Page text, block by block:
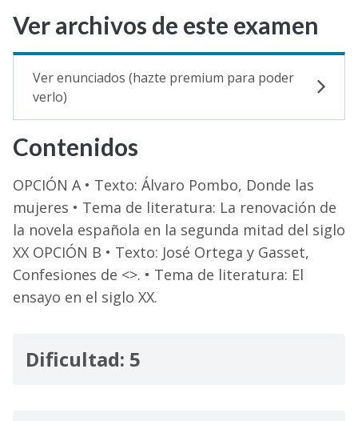
Ver archivos de este examen
Ver enunciados (hazte premium para poder
verlo)
Contenidos
OPCIÓN A • Texto: Álvaro Pombo, Donde las
mujeres • Tema de literatura: La renovación de
la novela española en la segunda mitad del siglo
XX OPCIÓN B • Texto: José Ortega y Gasset,
Confesiones de <>. • Tema de literatura: El
ensayo en el siglo XX.
Dificultad: 5